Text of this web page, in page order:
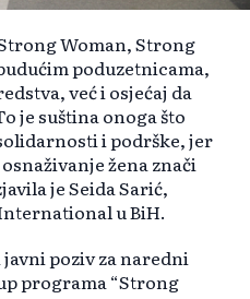
Woman, Strong
poduzetnicama,
već i osjećaj da
je suština onoga što
i podrške, jer
žena znači
je Seida Sarić,
u BiH.
poziv za naredni
programa “Strong